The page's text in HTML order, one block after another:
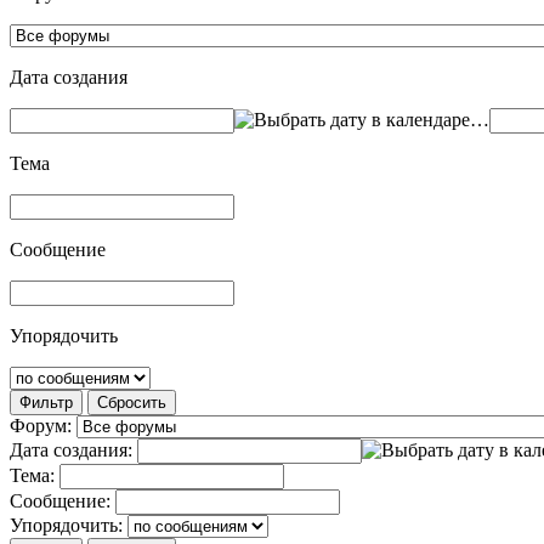
Дата создания
…
Тема
Сообщение
Упорядочить
Фильтр Сбросить
Форум:
Дата создания:
Тема:
Сообщение:
Упорядочить: